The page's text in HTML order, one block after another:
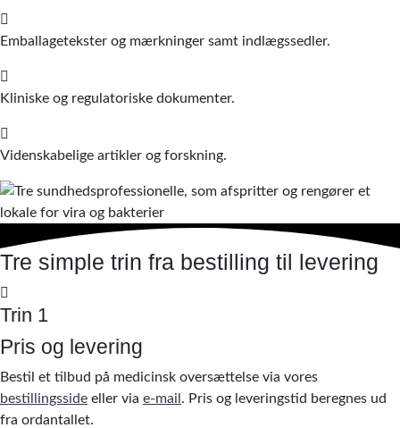
Emballagetekster og mærkninger samt indlægssedler.
Kliniske og regulatoriske dokumenter.
Videnskabelige artikler og forskning.
Tre simple trin fra bestilling til levering
Trin 1
Pris og levering
Bestil et tilbud på medicinsk oversættelse via vores
bestillingsside eller via e-mail. Pris og leveringstid beregnes ud
fra ordantallet.